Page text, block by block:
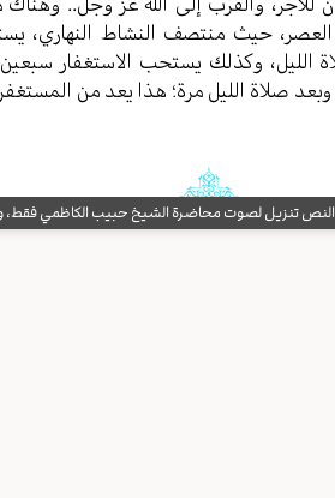
العصر، حيث منتصف النشاط النهاري،
الليل، وكذلك يستحب الاستغفار
صلاة الليل مرة؛ هذا يعد من
تنزيل لصوت محاضرة الشيخ حبيب الكاظمي فقط،